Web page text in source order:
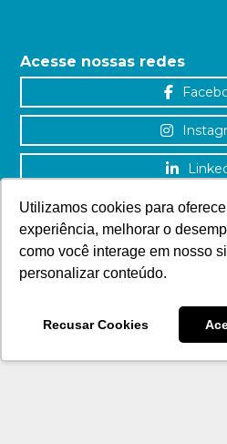
Utilizamos cookies para
experiência, melhorar o
como você interage em nosso
personalizar conteúdo.
Recusar Cookies
Acesse nossas redes